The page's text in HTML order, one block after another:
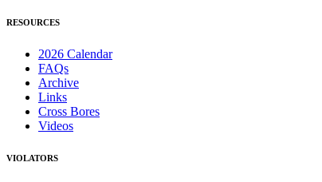
RESOURCES
2026 Calendar
FAQs
Archive
Links
Cross Bores
Videos
VIOLATORS